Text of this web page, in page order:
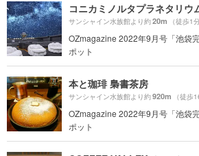
サンシャイン水族館より約20m （徒歩1
OZmagazine 2022年9月号「池袋
ポット
本と珈琲 梟書茶房
サンシャイン水族館より約920m （徒歩
OZmagazine 2022年9月号「池袋
ポット